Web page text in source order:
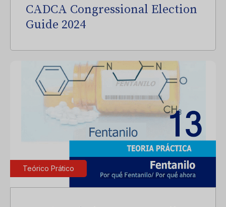
CADCA Congressional Election
Guide 2024
Teórico Prático